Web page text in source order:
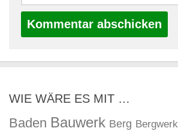
WIE WÄRE ES MIT …
Baden Bauwerk Berg Bergwerk